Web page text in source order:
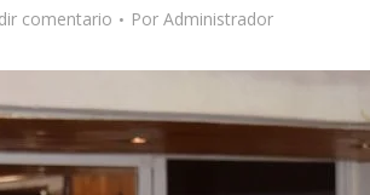
comentario Por Administrador